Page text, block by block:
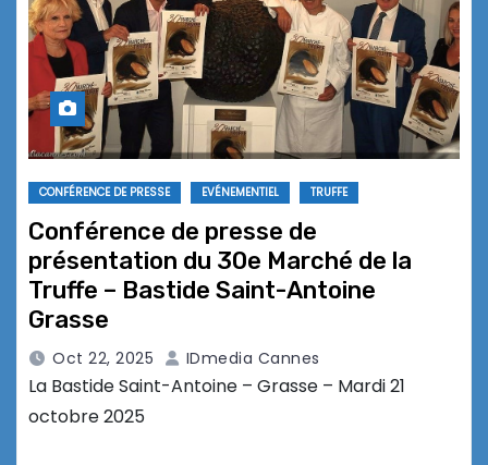
CONFÉRENCE DE PRESSE EVÉNEMENTIEL TRUFFE
Conférence de presse de
présentation du 30e Marché de la
Truffe – Bastide Saint-Antoine
Grasse
Oct 22, 2025 IDmedia Cannes
La Bastide Saint-Antoine – Grasse – Mardi 21
octobre 2025